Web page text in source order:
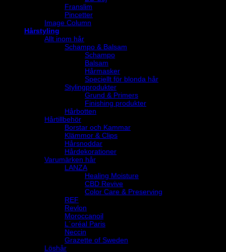
Franslim
Pincetter
Image Column
Hårstyling
Allt inom hår
Schampo & Balsam
Schampo
Balsam
Hårmasker
Speciellt för blonda hår
Stylingprodukter
Grund & Primers
Finishing produkter
Hårbotten
Hårtillbehör
Borstar och Kammar
Klämmor & Clips
Hårsnoddar
Hårdekorationer
Varumärken hår
LANZA
Healing Moisture
CBD Revive
Color Care & Preserving
REF
Revlon
Moroccanoil
L´oréal Paris
Neccin
Grazette of Sweden
Löshår